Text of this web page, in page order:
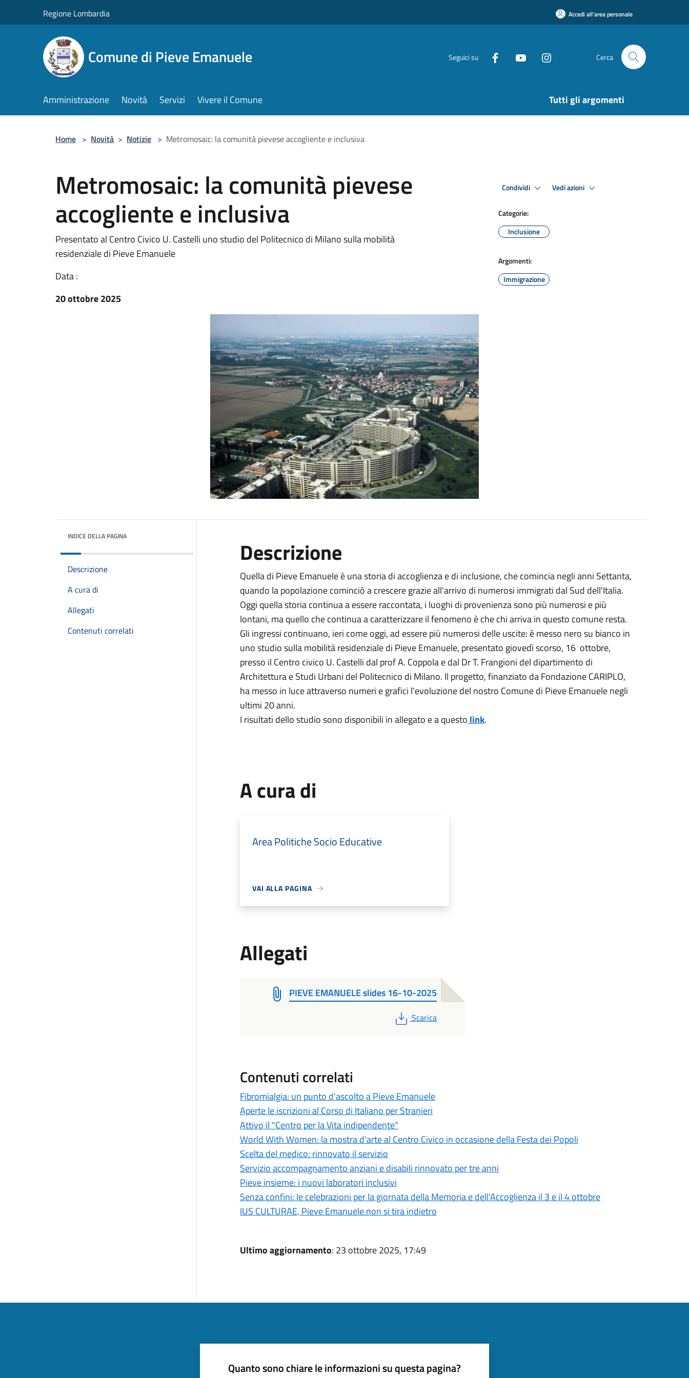
Regione Lombardia Accedi all'area personale
Comune di Pieve Emanuele Seguici su Cerca
Amministrazione Novità Servizi Vivere il Comune Tutti gli argomenti
Home > Novità > Notizie > Metromosaic: la comunità pievese accogliente e inclusiva
Metromosaic: la comunità pievese
accogliente e inclusiva
Presentato al Centro Civico U. Castelli uno studio del Politecnico di Milano sulla mobilità
residenziale di Pieve Emanuele
Data :
20 ottobre 2025
Condividi Vedi azioni
Categorie:
Inclusione
Argomenti:
Immigrazione
INDICE DELLA PAGINA
Descrizione
A cura di
Allegati
Contenuti correlati
Descrizione
Quella di Pieve Emanuele è una storia di accoglienza e di inclusione, che comincia negli anni Settanta,
quando la popolazione cominciò a crescere grazie all'arrivo di numerosi immigrati dal Sud dell'Italia.
Oggi quella storia continua a essere raccontata, i luoghi di provenienza sono più numerosi e più
lontani, ma quello che continua a caratterizzare il fenomeno è che chi arriva in questo comune resta.
Gli ingressi continuano, ieri come oggi, ad essere più numerosi delle uscite: è messo nero su bianco in
uno studio sulla mobilità residenziale di Pieve Emanuele, presentato giovedì scorso, 16 ottobre,
presso il Centro civico U. Castelli dal prof A. Coppola e dal Dr T. Frangioni del dipartimento di
Architettura e Studi Urbani del Politecnico di Milano. Il progetto, finanziato da Fondazione CARIPLO,
ha messo in luce attraverso numeri e grafici l'evoluzione del nostro Comune di Pieve Emanuele negli
ultimi 20 anni.
I risultati dello studio sono disponibili in allegato e a questo link.
A cura di
Area Politiche Socio Educative
VAI ALLA PAGINA
Allegati
PIEVE EMANUELE slides 16-10-2025
PDF
Scarica
Contenuti correlati
Fibromialgia: un punto d'ascolto a Pieve Emanuele
Aperte le iscrizioni al Corso di Italiano per Stranieri
Attivo il "Centro per la Vita indipendente"
World With Women: la mostra d'arte al Centro Civico in occasione della Festa dei Popoli
Scelta del medico: rinnovato il servizio
Servizio accompagnamento anziani e disabili rinnovato per tre anni
Pieve insieme: i nuovi laboratori inclusivi
Senza confini: le celebrazioni per la giornata della Memoria e dell'Accoglienza il 3 e il 4 ottobre
IUS CULTURAE, Pieve Emanuele non si tira indietro
Ultimo aggiornamento: 23 ottobre 2025, 17:49
Quanto sono chiare le informazioni su questa pagina?